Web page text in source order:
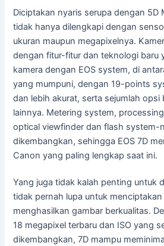
Diciptakan nyaris serupa dengan 5D
tidak hanya dilengkapi dengan
ukuran maupun megapixelnya.
dengan fitur-fitur dan teknologi baru
kamera dengan EOS system, di
yang mumpuni, dengan 19-points
dan lebih akurat, serta sejumlah opsi
lainnya. Metering system,
optical viewfinder dan flash system-
dikembangkan, sehingga EOS 7D
Canon yang paling lengkap saat ini.
Yang juga tidak kalah penting untuk
tidak pernah lupa untuk
menghasilkan gambar berkualitas.
18 megapixel terbaru dan ISO yang
dikembangkan, 7D mampu